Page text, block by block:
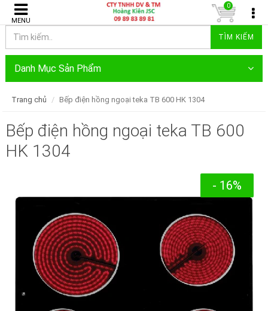
MENU
TÌM KIẾM
0
Danh Mục Sản Phẩm
Trang chủ Bếp điện hồng ngoại teka TB 600 HK 1304
Bếp điện hồng ngoại teka TB 600
HK 1304
- 16%